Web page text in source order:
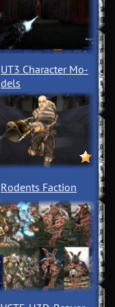
UT3 Character Mo­
dels
Rodents Faction